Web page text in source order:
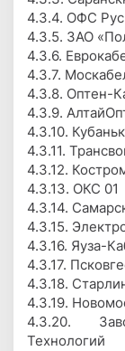
4.3.4. ОФС
4.3.5. ЗАО
4.3.6.
4.3.7.
4.3.8. Оптен-
4.3.9.
4.3.10.
4.3.11.
4.3.12.
4.3.13. ОКС 01
4.3.14.
4.3.15.
4.3.16. Яуза-
4.3.17.
4.3.18.
4.3.19.
4.3.20.
Технологий